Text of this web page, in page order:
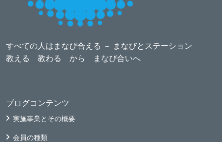
すべての人はまなび合える － まなびとステーション
教える 教わる から まなび合いへ
ブログコンテンツ
実施事業とその概要
会員の種類